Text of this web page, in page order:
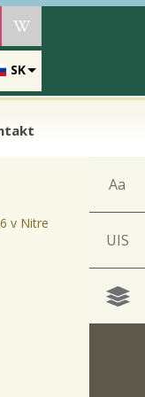
Wikipedia
SK
Aa
UIS
v Nitre